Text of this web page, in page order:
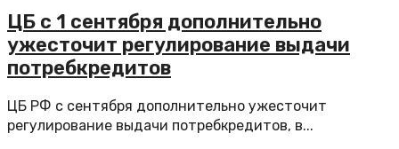
ЦБ с 1 сентября дополнительно
ужесточит регулирование выдачи
потребкредитов
ЦБ РФ с сентября дополнительно ужесточит
регулирование выдачи потребкредитов, в...